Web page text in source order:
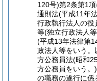
120号)第2条第1
通則法(平成11年
行政執行法人の役
等(独立行政法人
(平成13年法律第
政法人等をいう。
方公務員法(昭和
方公務員をいう。)
の職務の遂行に係